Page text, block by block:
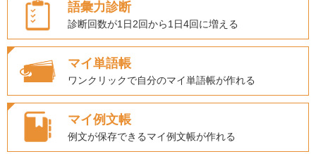
語彙力診断
診断回数が1日2回から1日4回に増える
マイ単語帳
ワンクリックで自分のマイ単語帳が作れる
マイ例文帳
例文が保存できるマイ例文帳が作れる